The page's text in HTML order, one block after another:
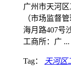
广州市天河
（市场监督
海月路407号
工商所：广 ...
Tag： 天河区